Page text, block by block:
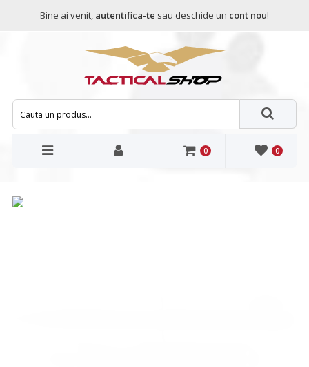
Bine ai venit, autentifica-te sau deschide un cont nou!
0 0